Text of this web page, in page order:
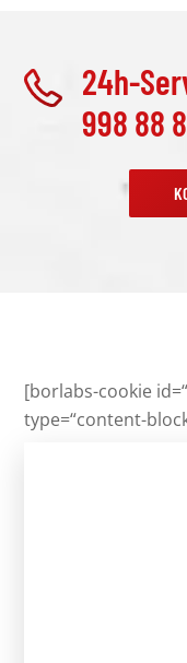
24h-
998 88
[borlabs-cookie
type=“content-